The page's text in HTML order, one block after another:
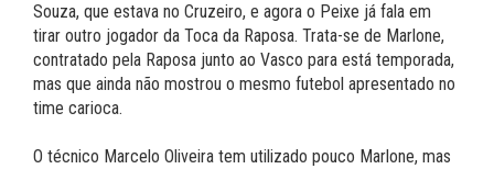
Souza, que estava no Cruzeiro, e agora o Peixe já fala em
tirar outro jogador da Toca da Raposa. Trata-se de Marlone,
contratado pela Raposa junto ao Vasco para está temporada,
mas que ainda não mostrou o mesmo futebol apresentado no
time carioca.
O técnico Marcelo Oliveira tem utilizado pouco Marlone, mas